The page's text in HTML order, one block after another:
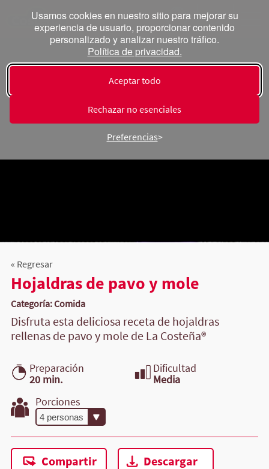
Usamos cookies en nuestro sitio para mejorar su
experiencia de usuario, proporcionar contenido
personalizado y analizar nuestro tráfico.
Política de privacidad.
Aceptar todo
Rechazar no esenciales
Preferencias
« Regresar
Hojaldras de pavo y mole
Categoría: Comida
Disfruta esta deliciosa receta de hojaldras
rellenas de pavo y mole de La Costeña®
Preparación
20 min.
Dificultad
Media
Porciones
Compartir Descargar